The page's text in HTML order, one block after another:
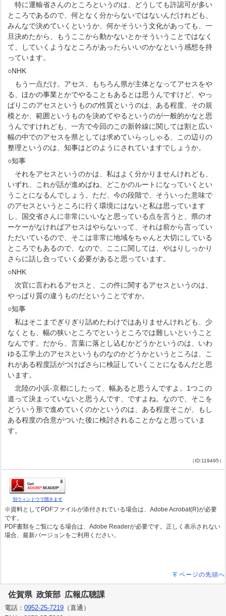
特に運輸省さんのところというのは、どうしても許認可が多い
ところであるので、何となく分からないではないんだけれども、
みんなで決めていくというか、何かそういう文化があっても、一
旦決めたから、もうここから動かないとかそういうことではなく
て、していくようなところがあったらいいのかなという感想を持
っています。
○NHK
もう一点だけ。アセス、もちろん県が主体となってアセスをや
る、ほかの事業とかでやることもあるとは思うんですけど、やっ
ぱりこのアセスというものの性質というのは、ある程度、その規
模とか、範囲というものを決めてやるというのが一般的かなと思
うんですけれども、一方で今回のこの新幹線に関しては割と広い
幅の中でのアセスを県としては求めていらっしゃる、この辺りの
整理というのは、知事はどのようにされていますでしょうか。
○知事
それをアセスというのかは、私はよく分かりませんけれども、
いずれ、これが話が進めばね、どこかのルートになっていくとい
うことになるんでしょう。ただ、今の段階で、そういった意味で
のアセスというところに行く環境にはないと私は思っています
し、国交省さんに非常にいいなと思っている点を言うと、県のオ
ーケーがなければアセスはやらないって、それは前から言ってい
ただいているので、そこは非常に地域をちゃんと大切にしている
ところでもあるので、なので、ここに関しては、やはりしっかり
さらに話し合っていく必要があると思っています。
○NHK
次官に言われるアセスと、この件に関するアセスというのは、
やっぱり質の違うものだということですか。
○知事
私はそこまでぎりぎり詰めたわけではありませんけれども、少
なくとも、幅の狭いところでというところでは難しいということ
なんです。だから、言葉に落とし込むかどうかというのは、いわ
ゆる工学上のアセスというものなのかどうかというところは、こ
れがある程度話がつけばさらに検証していくことになるんだと思
います。
北陸の小浜-京都にしたって、幅あると思うんですよ。1つこの
道って決まっていないと思うんです、ですよね。なので、そこを
どういう形で進めていくのかというのは、ある程度そこが、もし
ある程度の合意がついた後に検討されることかなと思っていま
す。
（ID:119495）
別ウィンドウで開きます
※資料としてPDFファイルが添付されている場合は、Adobe Acrobat(R)が必要
です。
PDF書類をご覧になる場合は、Adobe Readerが必要です。正しく表示されない
場合、最新バージョンをご利用ください。
ページの先頭へ
佐賀県 政策部 広報広聴課
電話：0952-25-7219 （直通）